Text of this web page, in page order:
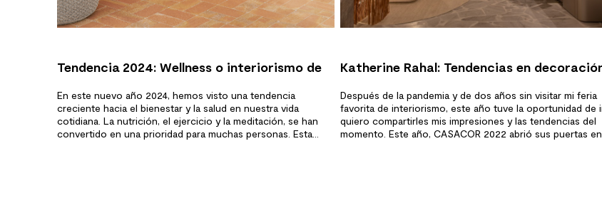
Tendencia 2024: Wellness o interiorismo de
bienestar
En este nuevo año 2024, hemos visto una tendencia
creciente hacia el bienestar y la salud en nuestra vida
cotidiana. La nutrición, el ejercicio y la meditación, se han
convertido en una prioridad para muchas personas. Esta
Katherine Rahal: Tendencias en
CasaCor
Después de la pandemia y de dos años sin visitar mi feria
favorita de interiorismo, este año tuve la oportunidad de
quiero compartirles mis impresiones y las tendencias del
momento. Este año, CASACOR 2022 abrió sus puertas en